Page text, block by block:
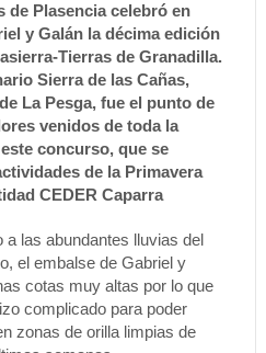
de Plasencia celebró en
y Galán la décima edición
Tierras de Granadilla.
Sierra de las Cañas,
La Pesga, fue el punto de
venidos de toda la
concurso, que se
de la Primavera
CEDER Caparra
a las abundantes lluvias del
el embalse de Gabriel y
cotas muy altas por lo que
complicado para poder
zonas de orilla limpias de